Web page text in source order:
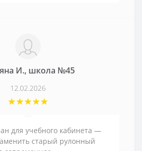
И., школа №45
12.02.2026
для учебного кабинета —
старый рулонный